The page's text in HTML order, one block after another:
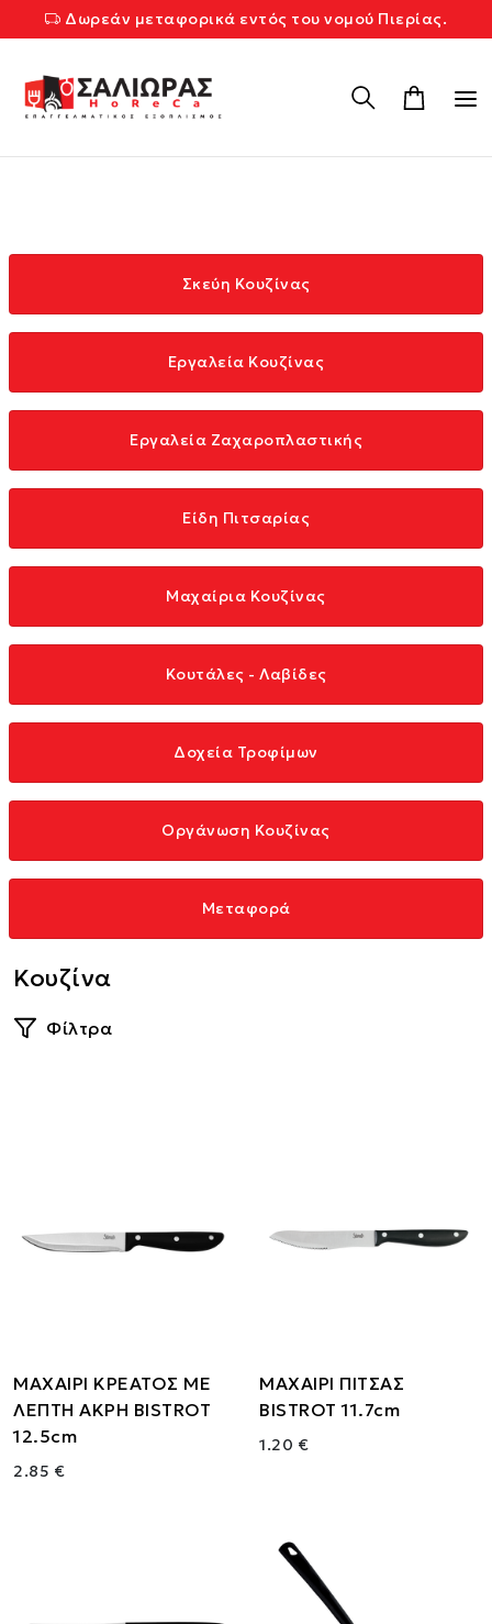
Δωρεάν μεταφορικά εντός του νομού Πιερίας.
Σκεύη Κουζίνας
Εργαλεία Κουζίνας
Εργαλεία Ζαχαροπλαστικής
Είδη Πιτσαρίας
Μαχαίρια Κουζίνας
Κουτάλες - Λαβίδες
Δοχεία Τροφίμων
Οργάνωση Κουζίνας
Μεταφορά
Κουζίνα
Φίλτρα
ΜΑΧΑΙΡΙ ΚΡΕΑΤΟΣ ΜΕ
ΛΕΠΤΗ ΑΚΡΗ BISTROT
12.5cm
2.85 €
ΜΑΧΑΙΡΙ ΠΙΤΣΑΣ
BISTROT 11.7cm
1.20 €